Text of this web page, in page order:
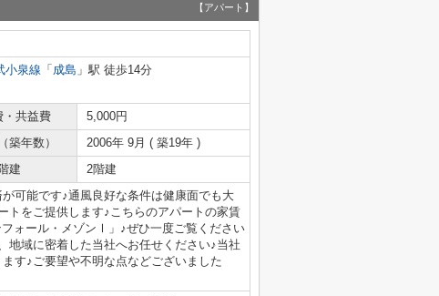
【アパート】
小泉線 「 成島 」駅 徒歩14分
・共益費
5,000円
築年数）
2006年 9月 ( 築19年 )
建 2階建
可能です♪通風良好な条件は健康面でも大
トをご提供します♪こちらのアパートの家賃
ォール・メゾンⅠ」♪ぜひ一度ご覧ください
地域に密着した当社へお任せください♪当社
す♪ご要望や不明な点などございました